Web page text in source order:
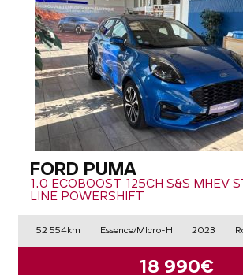
FORD PUMA
1.0 ECOBOOST 125CH S&S MHEV
LINE POWERSHIFT
52 554km Essence/Micro-H 2023
18 990€